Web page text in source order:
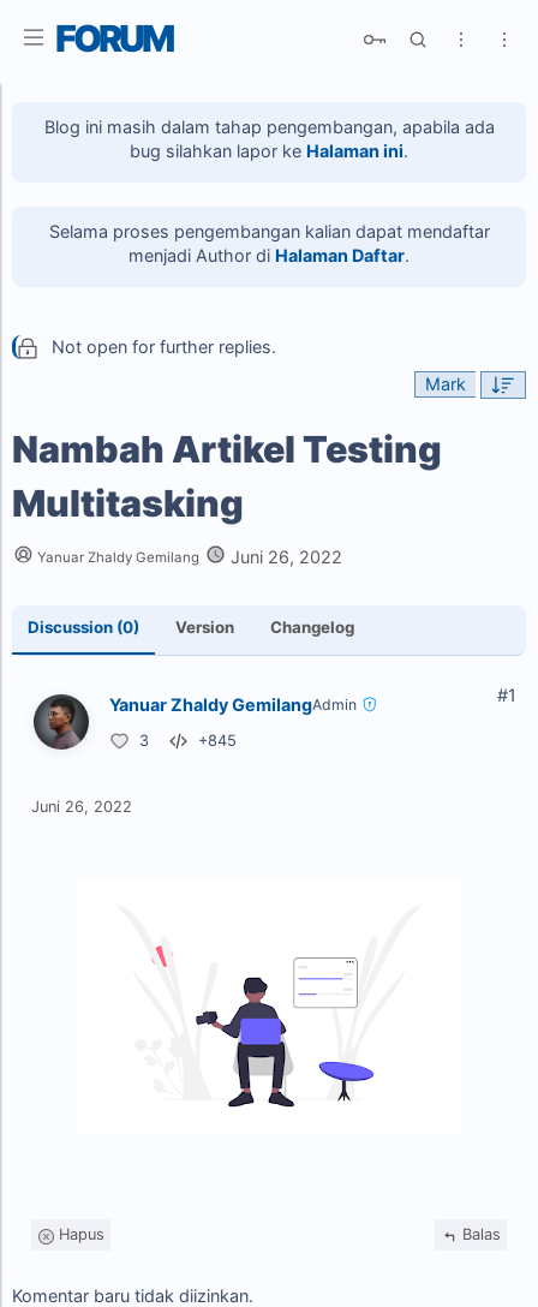
FORUM
Blog ini masih dalam tahap pengembangan, apabila ada
bug silahkan lapor ke Halaman ini.
Selama proses pengembangan kalian dapat mendaftar
menjadi Author di Halaman Daftar.
Not open for further replies.
Mark
Nambah Artikel Testing
Multitasking
Yanuar Zhaldy Gemilang Juni 26, 2022
Discussion (0) Version Changelog
Yanuar Zhaldy GemilangAdmin
3 +845
Juni 26, 2022
Hapus Balas
#1
Komentar baru tidak diizinkan.